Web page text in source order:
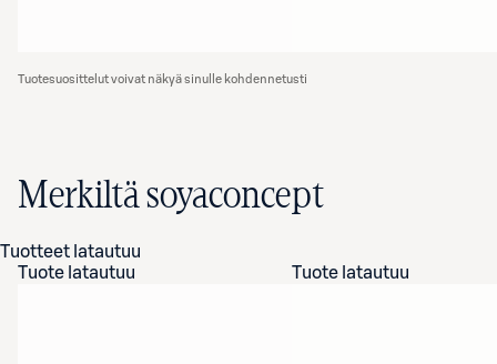
Tuotesuosittelut voivat näkyä sinulle kohdennetusti
Merkiltä soyaconcept
Tuotteet latautuu
Tuote latautuu
Tuote latautuu